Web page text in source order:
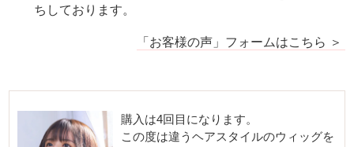
ちしております。
「お客様の声」フォームはこちら ＞
購入は4回目になります。
この度は違うヘアスタイルのウィッグを